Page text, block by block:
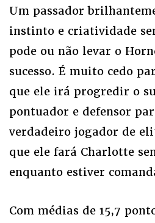
Um passador
instinto e criatividade
pode ou não levar o
sucesso. É muito cedo
que ele irá progredir o
pontuador e defensor
verdadeiro jogador de
que ele fará Charlotte
enquanto estiver
Com médias de 15,7